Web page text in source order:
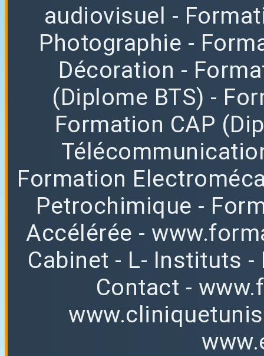
audiovisuel -
Photographie -
Décoration -
(Diplome BTS) -
Formation CAP
Formation
Petrochimique -
Accélérée -
Cabinet - L- Instituts -
Contact -